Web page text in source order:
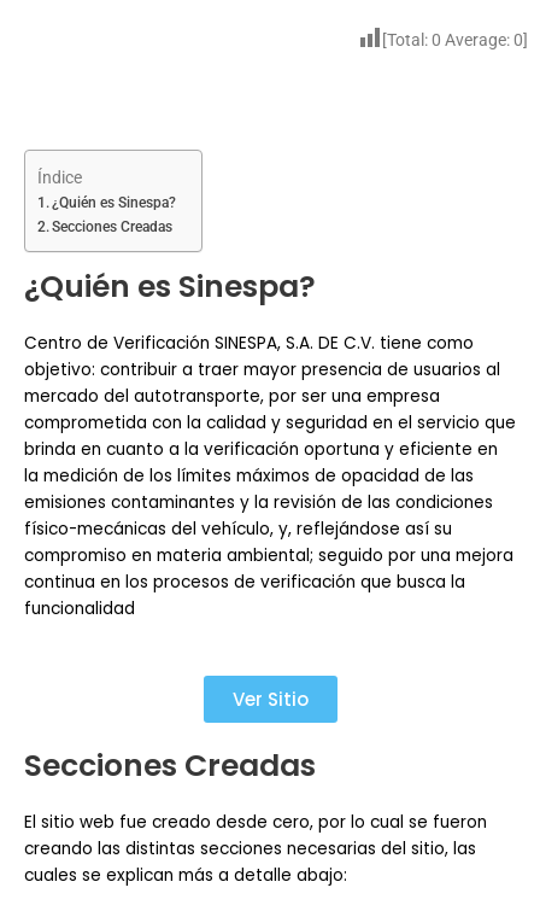
[Total:0 Average:0]
Índice
¿Quién es Sinespa?
Secciones Creadas
¿Quién es Sinespa?
Centro de Verificación SINESPA, S.A. DE C.V. tiene como
objetivo: contribuir a traer mayor presencia de usuarios al
mercado del autotransporte, por ser una empresa
comprometida con la calidad y seguridad en el servicio que
brinda en cuanto a la verificación oportuna y eficiente en
la medición de los límites máximos de opacidad de las
emisiones contaminantes y la revisión de las condiciones
físico-mecánicas del vehículo, y, reflejándose así su
compromiso en materia ambiental; seguido por una mejora
continua en los procesos de verificación que busca la
funcionalidad
Ver Sitio
Secciones Creadas
El sitio web fue creado desde cero, por lo cual se fueron
creando las distintas secciones necesarias del sitio, las
cuales se explican más a detalle abajo: